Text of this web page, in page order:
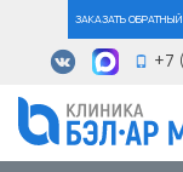
ЗАКАЗАТЬ
+7